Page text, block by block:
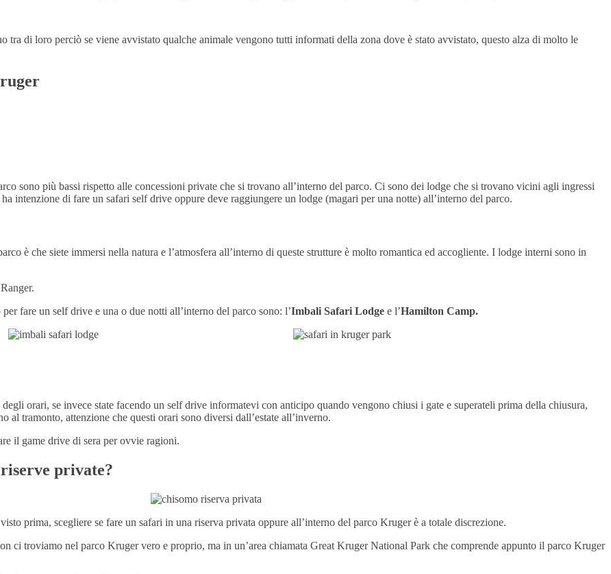
tra di loro perciò se viene avvistato qualche animale vengono tutti informati della zona dove è stato avvistato, questo alza di molto le
sono più bassi rispetto alle concessioni private che si trovano all’interno del parco. Ci sono dei lodge che si trovano vicini agli ingressi
intenzione di fare un safari self drive oppure deve raggiungere un lodge (magari per una notte) all’interno del parco.
è che siete immersi nella natura e l’atmosfera all’interno di queste strutture è molto romantica ed accogliente. I lodge interni sono in
fare un self drive e una o due notti all’interno del parco sono: l’Imbali Safari Lodge e l’Hamilton Camp.
orari, se invece state facendo un self drive informatevi con anticipo quando vengono chiusi i gate e superateli prima della chiusura,
al tramonto, attenzione che questi orari sono diversi dall’estate all’inverno.
il game drive di sera per ovvie ragioni.
private?
prima, scegliere se fare un safari in una riserva privata oppure all’interno del parco Kruger è a totale discrezione.
ci troviamo nel parco Kruger vero e proprio, ma in un’area chiamata Great Kruger National Park che comprende appunto il parco Kruger